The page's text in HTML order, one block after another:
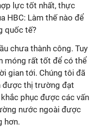
lực tốt nhất, thực
HBC: Làm thế nào để
quốc tế?
chưa thành công. Tuy
móng rất tốt để có thể
gian tới. Chúng tôi đã
được thị trường đạt
phục được các vấn
nước ngoài được
hơn.